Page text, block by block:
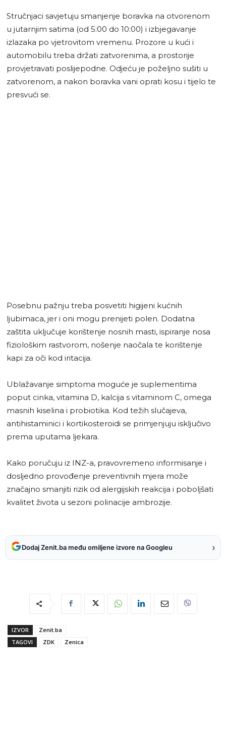
Stručnjaci savjetuju smanjenje boravka na otvorenom
u jutarnjim satima (od 5:00 do 10:00) i izbjegavanje
izlazaka po vjetrovitom vremenu. Prozore u kući i
automobilu treba držati zatvorenima, a prostorije
provjetravati poslijepodne. Odjeću je poželjno sušiti u
zatvorenom, a nakon boravka vani oprati kosu i tijelo te
presvući se.
Posebnu pažnju treba posvetiti higijeni kućnih
ljubimaca, jer i oni mogu prenijeti polen. Dodatna
zaštita uključuje korištenje nosnih masti, ispiranje nosa
fiziološkim rastvorom, nošenje naočala te korištenje
kapi za oči kod iritacija.
Ublažavanje simptoma moguće je suplementima
poput cinka, vitamina D, kalcija s vitaminom C, omega
masnih kiselina i probiotika. Kod težih slučajeva,
antihistaminici i kortikosteroidi se primjenjuju isključivo
prema uputama ljekara.
Kako poručuju iz INZ-a, pravovremeno informisanje i
dosljedno provođenje preventivnih mjera može
značajno smanjiti rizik od alergijskih reakcija i poboljšati
kvalitet života u sezoni polinacije ambrozije.
Dodaj Zenit.ba među omiljene izvore na Googleu ›
IZVOR
Zenit.ba
TAGOVI
ZDK Zenica